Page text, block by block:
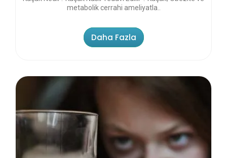
metabolik cerrahi ameliyatla..
Daha Fazla